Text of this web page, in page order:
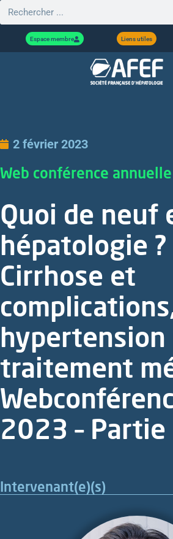
Espace membre Liens utiles
2 février 2023
Web conférence annuelle
Quoi de neuf
hépatologie ?
Cirrhose et
hypertension
traitement
2023 – Partie
Intervenant(e)(s)